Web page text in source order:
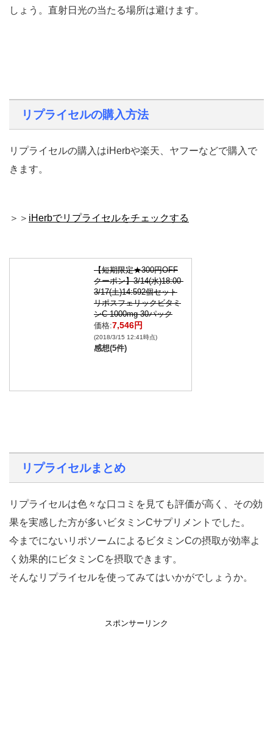
しょう。直射日光の当たる場所は避けます。
リプライセルの購入方法
リプライセルの購入はiHerbや楽天、ヤフーなどで購入で
きます。
＞＞ iHerbでリプライセルをチェックする
【短期限定★300円OFF
クーポン】3/14(水)18:00-
3/17(土)14:592個セット
リポスフェリックビタミ
ンC 1000mg 30パック
価格:7,546円
(2018/3/15 12:41時点)
感想(5件)
リプライセルまとめ
リプライセルは色々な口コミを見ても評価が高く、その効
果を実感した方が多いビタミンCサプリメントでした。
今までにないリポソームによるビタミンCの摂取が効率よ
く効果的にビタミンCを摂取できます。
そんなリプライセルを使ってみてはいかがでしょうか。
スポンサーリンク